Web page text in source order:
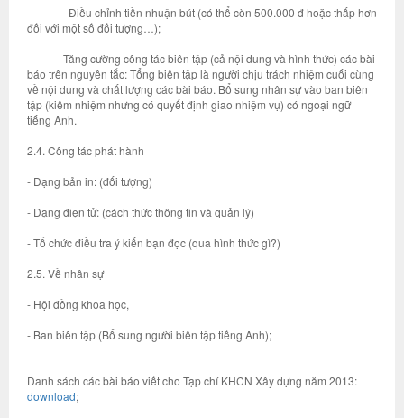
- Điều chỉnh tiền nhuận bút (có thể còn 500.000 đ hoặc thấp hơn
đối với một số đối tượng…);
- Tăng cường công tác biên tập (cả nội dung và hình thức) các bài
báo trên nguyên tắc: Tổng biên tập là người chịu trách nhiệm cuối cùng
về nội dung và chất lượng các bài báo. Bổ sung nhân sự vào ban biên
tập (kiêm nhiệm nhưng có quyết định giao nhiệm vụ) có ngoại ngữ
tiếng Anh.
2.4. Công tác phát hành
- Dạng bản in: (đối tượng)
- Dạng điện tử: (cách thức thông tin và quản lý)
- Tổ chức điều tra ý kiến bạn đọc (qua hình thức gì?)
2.5. Về nhân sự
- Hội đồng khoa học,
- Ban biên tập (Bổ sung người biên tập tiếng Anh);
Danh sách các bài báo viết cho Tạp chí KHCN Xây dựng năm 2013:
download;